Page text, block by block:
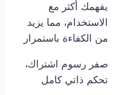
يفهمك أكثر مع
الاستخدام، مما يزيد
من الكفاءة باستمرار
صفر رسوم اشتراك،
تحكم ذاتي كامل